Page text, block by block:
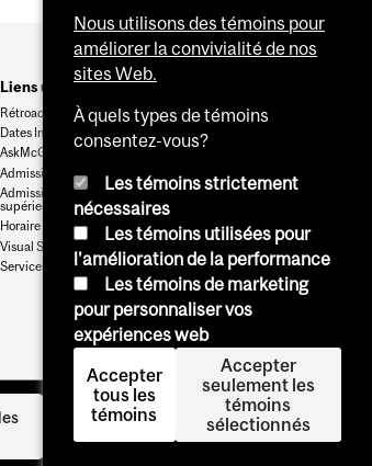
Liens utiles
Rétroaction
Dates Importantes
AskMcGill
Admission au premier cycle
Admissions aux cycles
supérieurs et postdoctoraux
Horaire des cours
Visual Schedule Builder
Services aux étudiants
Se
connecter
Nous utilisons des témoins pour
améliorer la convivialité de nos
sites Web.
À quels types de témoins
consentez-vous?
Les témoins strictement
nécessaires
Les témoins utilisées pour
l'amélioration de la performance
Les témoins de marketing
pour personnaliser vos
expériences web
Accepter
tous les
témoins
Accepter
seulement les
témoins
sélectionnés